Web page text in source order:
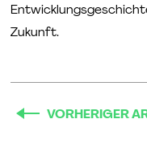
Zukunft.
VORHERIGER